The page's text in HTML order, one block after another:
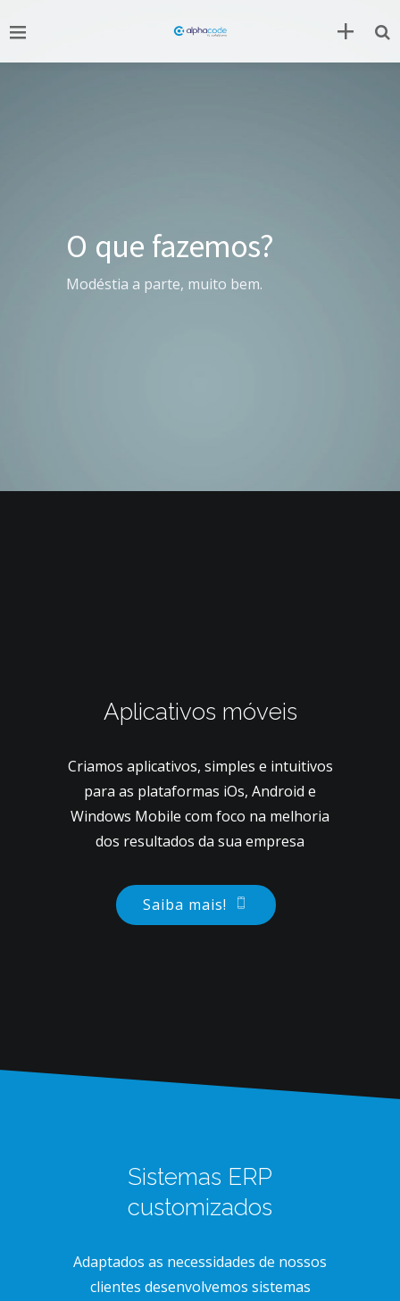
O que fazemos?
Modéstia a parte, muito bem.
Aplicativos móveis
Criamos aplicativos, simples e intuitivos
para as plataformas iOs, Android e
Windows Mobile com foco na melhoria
dos resultados da sua empresa
Saiba mais!
Sistemas ERP
customizados
Adaptados as necessidades de nossos
clientes desenvolvemos sistemas